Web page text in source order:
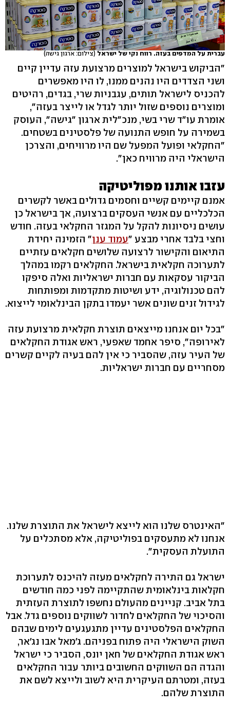
עברית על המדפים בעזה. רווח נקי של ישראל(צילום: ארגון גישה)
"הביקוש בישראל למוצרים מרצועת עזה עדיין קיים
ושני הצדדים היו נהנים ממנו, לו היו מאפשרים
להכניס לישראל תותים, עגבניות שרי, בגדים, רהיטים
אומרת עו"ד שרי בשי, מנכ"לית ארגון "גישה", העוסק
בשמירה על חופש התנועה של פלסטינים בשטחים.
"החקלאי ופועל המפעל שם היו מרוויחים, והצרכן
הישראלי היה מרוויח כאן".
עזבו אותנו מפוליטיקה
אמנם קיימים קשיים וחסמים גדולים באשר לקשרים
הכלכליים עם אנשי העסקים ברצועה, אך בישראל כן
עושים ניסיונות להקל על המגזר החקלאי בעזה. חודש
וחצי בלבד אחרי מבצע "עמוד ענן
‭"‬ הזמינה יחידת
התיאום והקישור לרצועה שלושים חקלאים עזתיים
לתערוכה חקלאית בישראל. החקלאים רקמו במהלך
הביקור עסקאות עם חברות ישראליות ואלה סיפקו
להם טכנולוגיה, ידע ושיטות מתקדמות ומפותחות
לגידול זנים שונים אשר יעמדו בתקן הבינלאומי לייצוא.
"בכל יום אנחנו מייצאים תוצרת חקלאית מרצועת עזה
לאירופה", סיפר אחמד שאפעי, ראש אגודת החקלאים
של העיר עזה, שהסביר כי אין להם בעיה לקיים קשרים
מסחריים עם חברות ישראליות.
"האינטרס שלנו הוא לייצא לישראל את התוצרת שלנו.
אנחנו לא מתעסקים בפוליטיקה, אלא מסתכלים על
התועלת העסקית‭."‬
ישראל גם התירה לחקלאים מעזה להיכנס לתערוכת
חקלאות בינלאומית שהתקיימה לפני כמה חודשים
בתל אביב. קניינים מהעולם נחשפו לתוצרת העזתית
והסיכוי של החקלאים לחדור לשווקים נוספים גדל. אבל
החקלאים הפלסטינים עדיין מתגעגעים לימים שבהם
השוק הישראלי היה פתוח בפניהם. ג'מאל אבו נג'אר,
ראש אגודת החקלאים של חאן יונס, הסביר כי ישראל
והגדה הם השווקים החשובים ביותר עבור החקלאים
בעזה, ומטרתם העיקרית היא לשוב ולייצא לשם את
התוצרת שלהם.